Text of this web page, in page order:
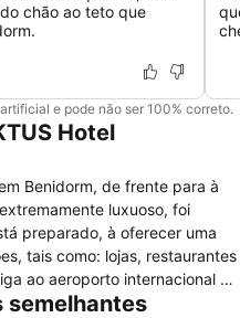
chão ao teto que
e pode não ser 100% correto.
Hotel
Benidorm, de frente para à
luxuoso, foi
preparado, à oferecer uma
tais como: lojas, restaurantes
ao aeroporto internacional de
utilitários e estão
semelhantes